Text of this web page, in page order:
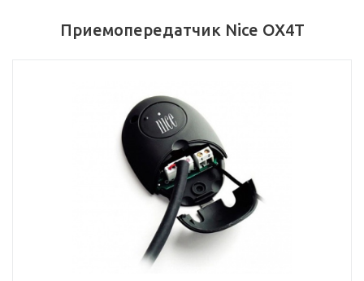
Приемопередатчик Nice OX4T